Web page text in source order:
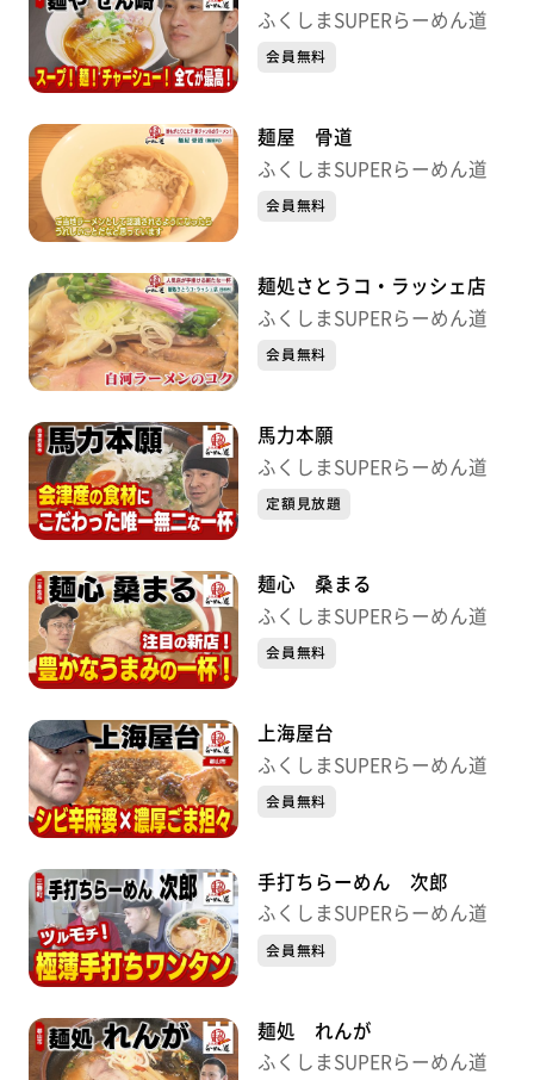
ふくしまSUPERらーめん道
会員無料
麺屋 骨道
ふくしまSUPERらーめん道
会員無料
麺処さとうコ・ラッシェ店
ふくしまSUPERらーめん道
会員無料
馬力本願
ふくしまSUPERらーめん道
定額見放題
麺心 桑まる
ふくしまSUPERらーめん道
会員無料
上海屋台
ふくしまSUPERらーめん道
会員無料
手打ちらーめん 次郎
ふくしまSUPERらーめん道
会員無料
麺処 れんが
ふくしまSUPERらーめん道